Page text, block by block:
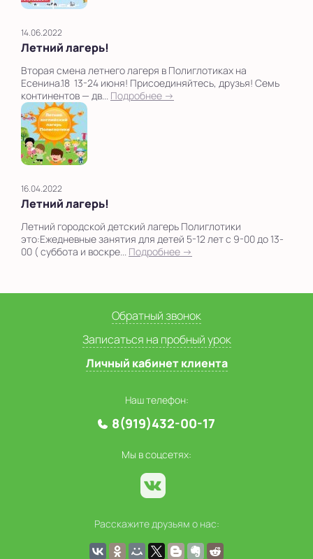
14.06.2022
Летний лагерь!
Вторая смена летнего лагеря в Полиглотиках на
Есенина.18 13-24 июня! Присоединяйтесь, друзья! Семь
континентов — дв... Подробнее →
16.04.2022
Летний лагерь!
Летний городской детский лагерь Полиглотики
это:Ежедневные занятия для детей 5-12 лет с 9-00 до 13-
00 ( суббота и воскре... Подробнее →
Обратный звонок
Записаться на пробный урок
Личный кабинет клиента
Наш телефон:
8(919)432-00-17
Мы в соцсетях:
Расскажите друзьям о нас: